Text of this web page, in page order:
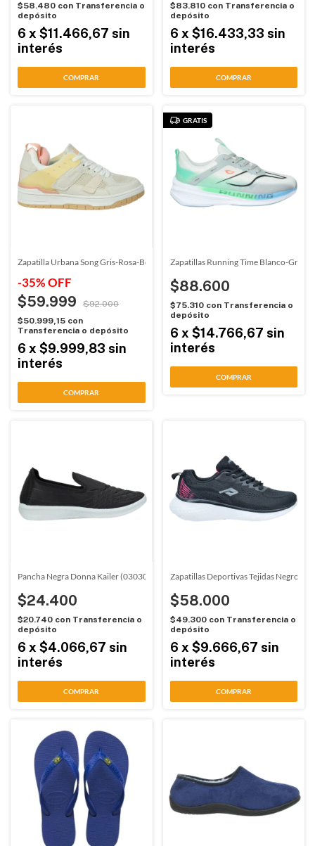
$58.480 con Transferencia o
depósito
6 x $11.466,67 sin
interés
COMPRAR
$83.810 con Transferencia o
depósito
6 x $16.433,33 sin
interés
COMPRAR
Zapatilla Urbana Song Gris-Rosa-Beige 026 Gaelle (5771)
-35%OFF
$59.999
$92.000
$50.999,15 con
Transferencia o depósito
6 x $9.999,83 sin
interés
COMPRAR
GRATIS
Zapatillas Running Time Blanco-Gris-
$88.600
$75.310 con Transferencia o
depósito
6 x $14.766,67 sin
interés
COMPRAR
Pancha Negra Donna Kailer (030301)
$24.400
$20.740 con Transferencia o
depósito
6 x $4.066,67 sin
interés
COMPRAR
Zapatillas Deportivas Tejidas Negro
$58.000
$49.300 con Transferencia o
depósito
6 x $9.666,67 sin
interés
COMPRAR